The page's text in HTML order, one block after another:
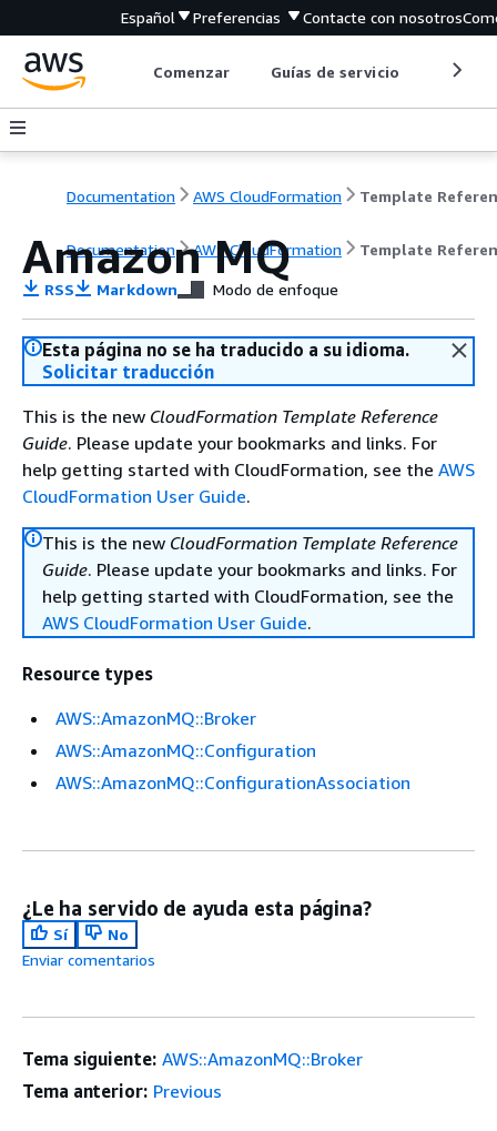
Español Preferencias Contacte con nosotros
Comenzar Guías de servicio
Documentation AWS CloudFormation Template
Documentation AWS CloudFormation Template
Amazon MQ
RSS Markdown Modo de enfoque
Esta página no se ha traducido a su idioma.
Solicitar traducción
This is the new CloudFormation Template Reference
Guide. Please update your bookmarks and links. For
help getting started with CloudFormation, see the AWS
CloudFormation User Guide.
This is the new CloudFormation Template Reference
Guide. Please update your bookmarks and links. For
help getting started with CloudFormation, see the
AWS CloudFormation User Guide.
Resource types
AWS::AmazonMQ::Broker
AWS::AmazonMQ::Configuration
AWS::AmazonMQ::ConfigurationAssociation
¿Le ha servido de ayuda esta página?
Sí
No
Enviar comentarios
Tema siguiente: AWS::AmazonMQ::Broker
Tema anterior: Previous